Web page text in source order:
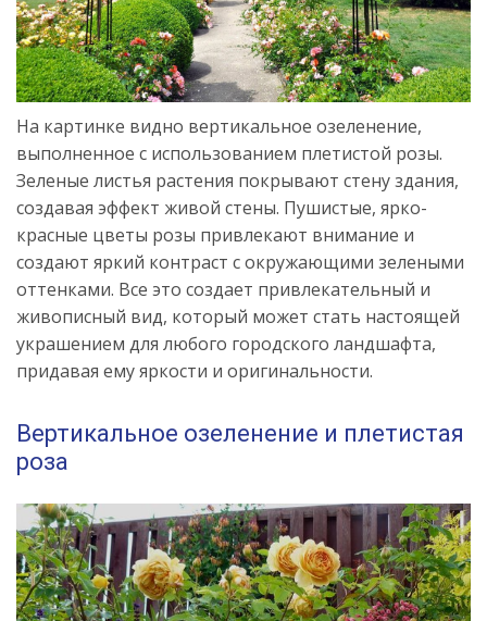
На картинке видно вертикальное озеленение,
выполненное с использованием плетистой розы.
Зеленые листья растения покрывают стену здания,
создавая эффект живой стены. Пушистые, ярко-
красные цветы розы привлекают внимание и
создают яркий контраст с окружающими зелеными
оттенками. Все это создает привлекательный и
живописный вид, который может стать настоящей
украшением для любого городского ландшафта,
придавая ему яркости и оригинальности.
Вертикальное озеленение и плетистая
роза